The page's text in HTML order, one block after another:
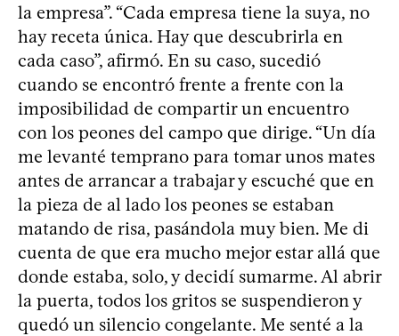
la empresa”. “Cada empresa tiene la suya, no
hay receta única. Hay que descubrirla en
cada caso”, afirmó. En su caso, sucedió
cuando se encontró frente a frente con la
imposibilidad de compartir un encuentro
con los peones del campo que dirige. “Un día
me levanté temprano para tomar unos mates
antes de arrancar a trabajar y escuché que en
la pieza de al lado los peones se estaban
matando de risa, pasándola muy bien. Me di
cuenta de que era mucho mejor estar allá que
donde estaba, solo, y decidí sumarme. Al abrir
la puerta, todos los gritos se suspendieron y
quedó un silencio congelante. Me senté a la